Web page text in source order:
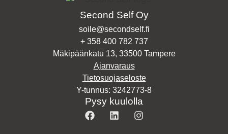
Second Self Oy
soile@secondself.fi
+ 358 400 782 737
Mäkipäänkatu 13, 33500 Tampere
Ajanvaraus
Tietosuojaseloste
Y-tunnus: 3242773-8
Pysy kuulolla